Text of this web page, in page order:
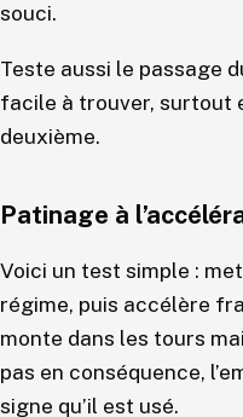
souci.
Teste aussi le passage
facile à trouver, surtout
deuxième.
Patinage à
Voici un test simple :
régime, puis accélère
monte dans les tours
pas en conséquence,
signe qu’il est usé.